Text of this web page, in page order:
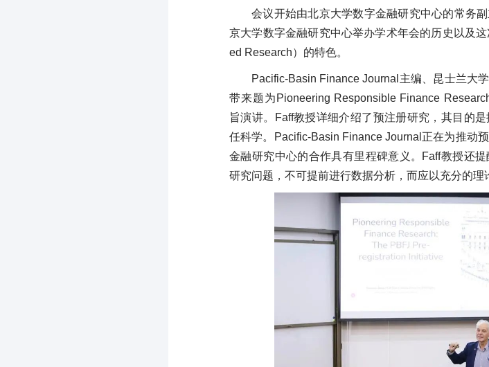
会议开始由北京大学数字金融研究中心的常务
京大学数字金融研究中心举办学术年会的历史以及
ed Research）的特色。
Pacific-Basin Finance Journal主编、昆士兰大
带来题为Pioneering Responsible Finance
旨演讲。Faff教授详细介绍了预注册研究，其目的
任科学。Pacific-Basin Finance Journal正在为推动
金融研究中心的合作具有里程碑意义。Faff教授还
研究问题，不可提前进行数据分析，而应以充分的理